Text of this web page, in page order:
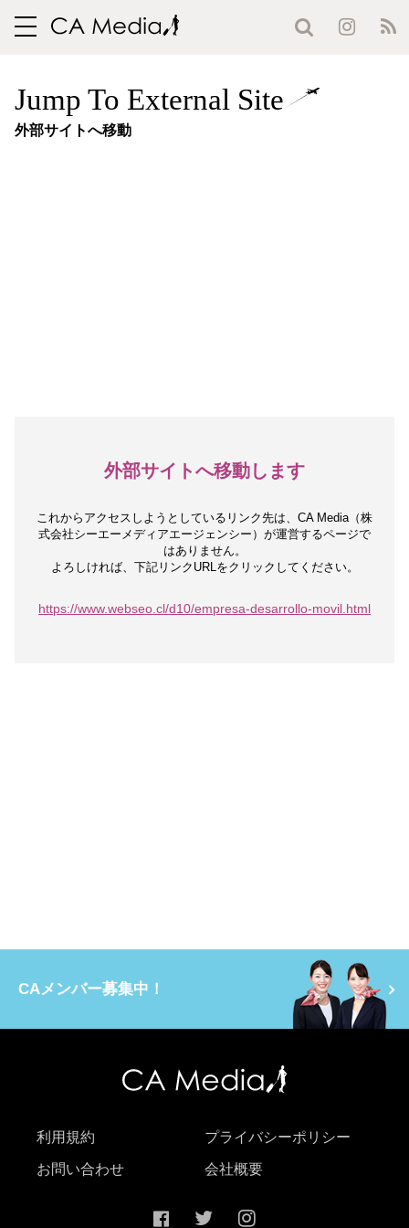
toggle
Jump To External Site
外部サイトへ移動
外部サイトへ移動します
これからアクセスしようとしているリンク先は、 CA Media（株
式会社シーエーメディアエージェンシー）が運営するページで
はありません。
よろしければ、下記リンクURLをクリックしてください。
https://www.webseo.cl/d10/empresa-desarrollo-movil.html
CAメンバー募集中！
利用規約 プライバシーポリシー
お問い合わせ 会社概要